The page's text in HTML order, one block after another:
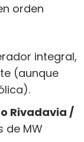
orden
integral,
(aunque
Rivadavia /
MW